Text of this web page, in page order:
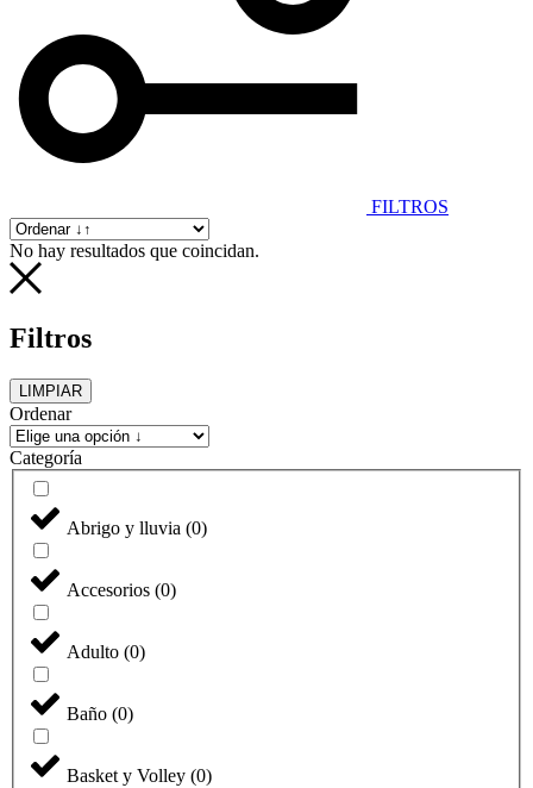
FILTROS
No hay resultados que coincidan.
Filtros
LIMPIAR
Ordenar
Categoría
Abrigo y lluvia (0)
Accesorios (0)
Adulto (0)
Baño (0)
Basket y Volley (0)